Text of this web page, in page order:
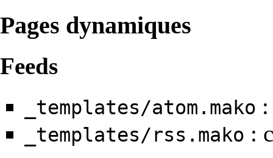
Pages dynamiques
Feeds
_templates/atom.mako
_templates/rss.mako :